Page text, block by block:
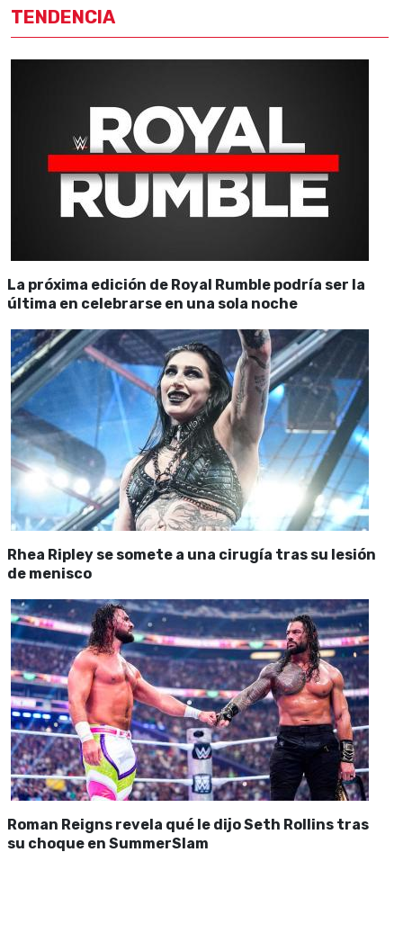
TENDENCIA
La próxima edición de Royal Rumble podría ser la
última en celebrarse en una sola noche
Rhea Ripley se somete a una cirugía tras su lesión
de menisco
Roman Reigns revela qué le dijo Seth Rollins tras
su choque en SummerSlam